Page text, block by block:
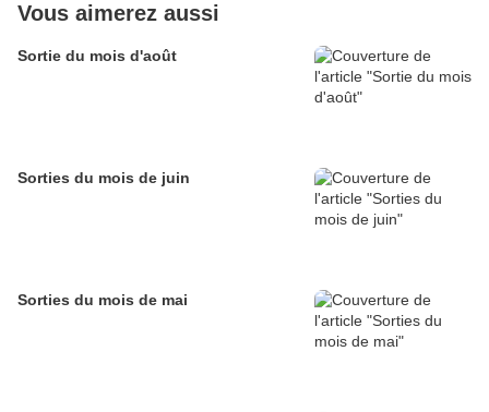
Vous aimerez aussi
Sortie du mois d'août
Sorties du mois de juin
Sorties du mois de mai